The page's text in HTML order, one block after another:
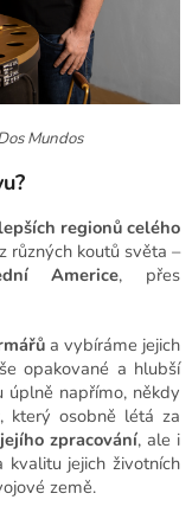
Mundos
regionů celého
různých koutů světa –
Americe, přes
a vybíráme jejich
opakované a hlubší
úplně napřímo, někdy
který osobně létá za
zpracování, ale i
jejich životních
země.